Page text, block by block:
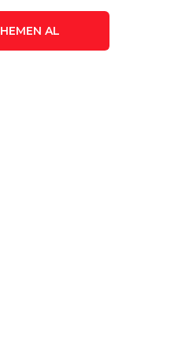
HEMEN AL